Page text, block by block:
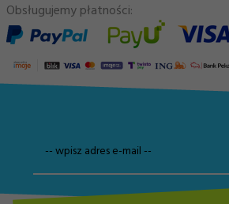
Obsługujemy płatności:
-- wpisz adres e-mail --